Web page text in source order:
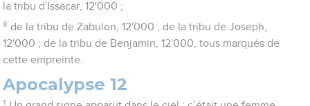
la tribu d'Issacar, 12'000 ;
8 de la tribu de Zabulon, 12'000 ; de la tribu de Joseph,
12'000 ; de la tribu de Benjamin, 12'000, tous marqués de
cette empreinte.
Apocalypse 12
1